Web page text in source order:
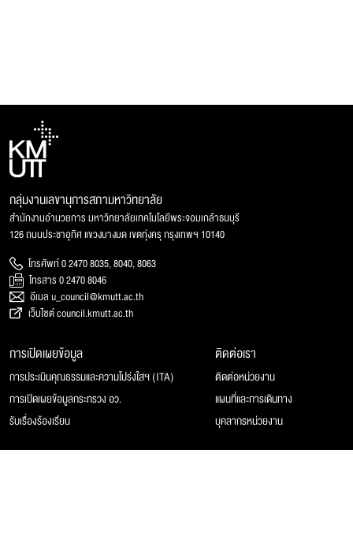
กลุ่มงานเลขานุการสภามหาวิทยาลัย
สำนักงานอำนวยการ มหาวิทยาลัยเทคโนโลยีพระจอมเกล้าธนบุรี
126 ถนนประชาอุทิศ แขวงบางมด เขตทุ่งครุ กรุงเทพฯ 10140
โทรศัพท์ 0 2470 8035, 8040, 8063
โทรสาร 0 2470 8046
อีเมล u_council@kmutt.ac.th
เว็บไซต์ council.kmutt.ac.th
การเปิดเผยข้อมูล
การประเมินคุณธรรมและความโปร่งใสฯ (ITA)
การเปิดเผยข้อมูลกระทรวง อว.
รับเรื่องร้องเรียน
ติดต่อเรา
ติดต่อหน่วยงาน
แผนที่และการเดินทาง
บุคลากรหน่วยงาน